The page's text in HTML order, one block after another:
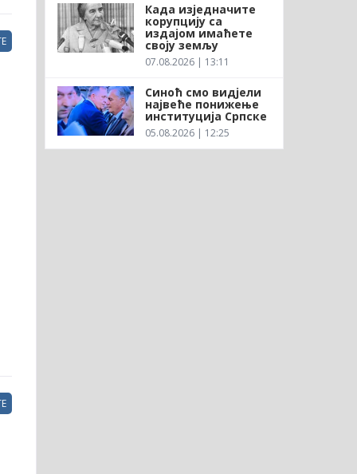
Када изједначите
корупцију са
издајом имаћете
своју земљу
07.08.2026 | 13:11
Синоћ смо видјели
највеће понижење
институција Српске
05.08.2026 | 12:25